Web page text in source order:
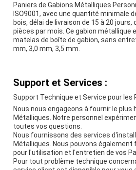
Paniers de Gabions Métalliques
ISO9001, avec une quantité minimale
bois, délai de livraison de 15 à 20
pièces par mois. Ce gabion métallique
matelas de boîte de gabion, sans
mm, 3,0 mm, 3,5 mm.
Support et Services :
Support Technique et Service pour les
Nous nous engageons à fournir le
Métalliques. Notre personnel
toutes vos questions.
Nous fournissons des services
Métalliques. Nous pouvons
pour l'utilisation et l'entretien de vos
Pour tout problème technique